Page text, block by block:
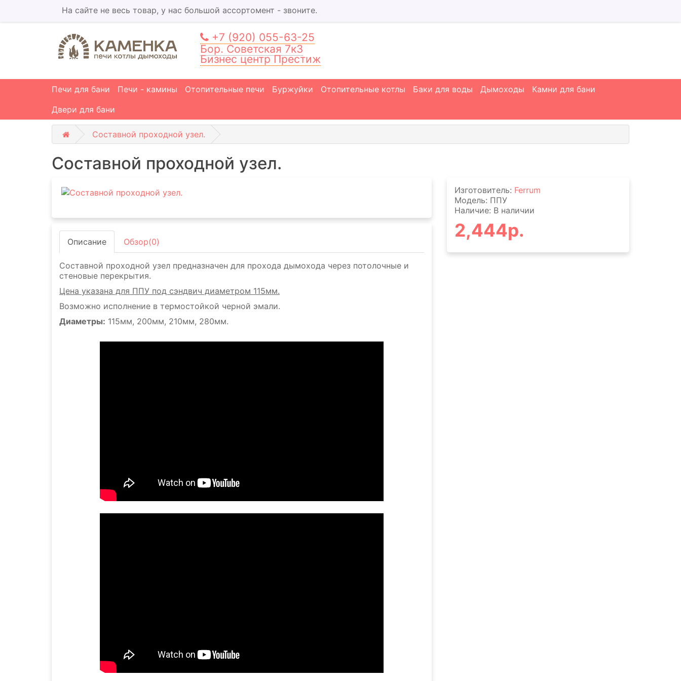
На сайте не весь товар, у нас большой ассортомент - звоните.
+7 (920) 055-63-25
Бор. Советская 7к3
Бизнес центр Престиж
Печи для бани Печи - камины Отопительные печи Буржуйки Отопительные котлы Баки для воды Дымоходы
Камни для бани
Двери для бани
Составной проходной узел.
Составной проходной узел.
Описание Обзор(0)
Составной проходной узел предназначен для прохода дымохода через потолочные и
стеновые перекрытия.
Цена указана для ППУ под сэндвич диаметром 115мм.
Возможно исполнение в термостойкой черной эмали.
Диаметры: 115мм, 200мм, 210мм, 280мм.
Изготовитель: Ferrum
Модель: ППУ
Наличие: В наличии
2,444р.